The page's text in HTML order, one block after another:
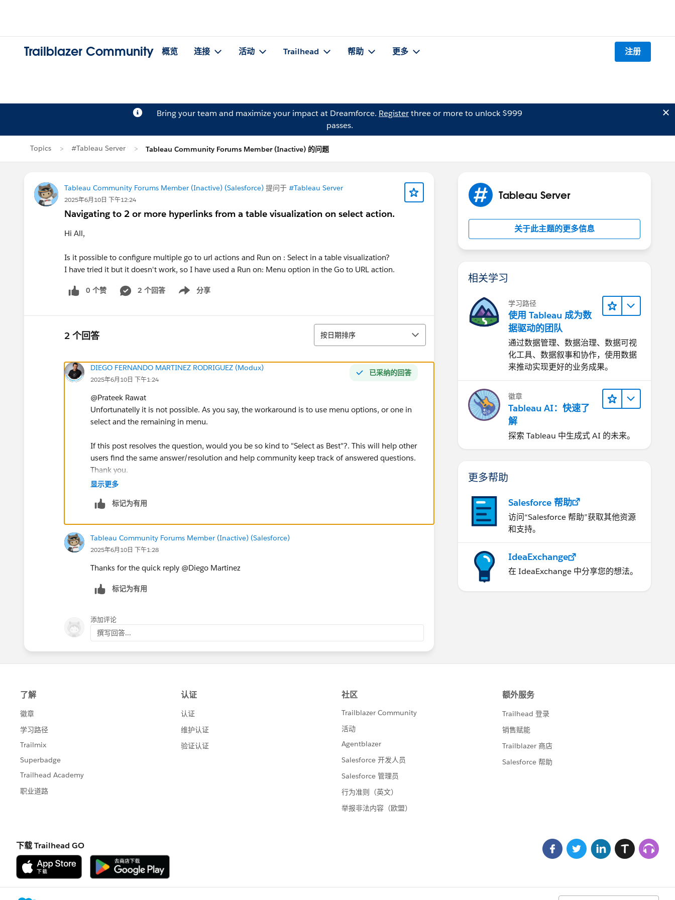
Trailblazer Community 概览 连接 活动 Trailhead 帮助 更多 注册
Bring your team and maximize your impact at Dreamforce. Registerthree or more to unlock $999
passes.
Topics #Tableau Server Tableau Community Forums Member (Inactive) 的问题
Tableau Community Forums Member (Inactive) (Salesforce) 提问于 #Tableau Server
2025年6月10日 下午12:24
Navigating to 2 or more hyperlinks from a table visualization on select action.
Hi All,
Is it possible to configure multiple go to url actions and Run on : Select in a table visualization?
I have tried it but it doesn't work, so I have used a Run on: Menu option in the Go to URL action.
0 个赞 2 个回答 分享
Show menu
2 个回答 排序
按日期排序
已采纳的回答
DIEGO FERNANDO MARTINEZ RODRIGUEZ (Modux)
2025年6月10日 下午1:24
@Prateek Rawat​
Unfortunatelly it is not possible. As you say, the workaround is to use menu options, or one in
select and the remaining in menu.
If this post resolves the question, would you be so kind to "Select as Best"?. This will help other
users find the same answer/resolution and help community keep track of answered questions.
Thank you.
显示更多
标记为有用
Tableau Community Forums Member (Inactive) (Salesforce)
2025年6月10日 下午1:28
Thanks for the quick reply @Diego Martinez​
标记为有用
添加评论
撰写回答...
Tableau Server
关于此主题的更多信息
相关学习
学习路径
使用 Tableau 成为数
据驱动的团队
通过数据管理、数据治理、数据可视
化工具、数据叙事和协作，使用数据
来推动实现更好的业务成果。
徽章
Tableau AI：快速了
解
探索 Tableau 中生成式 AI 的未来。
更多帮助
Salesforce 帮助
访问“Salesforce 帮助”获取其他资源
和支持。
IdeaExchange
在 IdeaExchange 中分享您的想法。